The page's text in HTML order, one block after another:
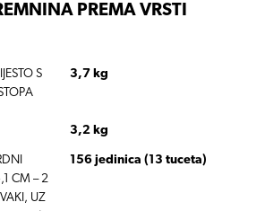
PREMA VRSTI
S
3,7 kg
3,2 kg
CM – 2
UZ
156 jedinica (13 tuceta)